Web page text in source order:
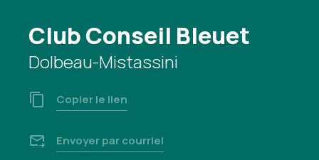
Club Conseil Bleuet
Dolbeau-Mistassini
Copier le lien
Envoyer par courriel